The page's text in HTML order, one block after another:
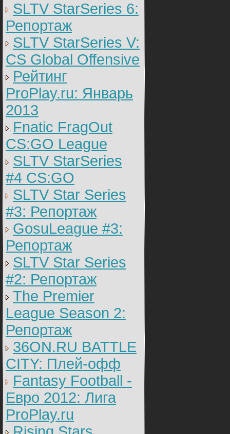
SLTV StarSeries 6:
Репортаж
SLTV StarSeries V:
CS Global Offensive
Рейтинг
ProPlay.ru: Январь
2013
Fnatic FragOut
CS:GO League
SLTV StarSeries
#4 CS:GO
SLTV Star Series
#3: Репортаж
GosuLeague #3:
Репортаж
SLTV Star Series
#2: Репортаж
The Premier
League Season 2:
Репортаж
36ON.RU BATTLE
CITY: Плей-офф
Fantasy Football -
Евро 2012: Лига
ProPlay.ru